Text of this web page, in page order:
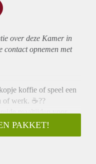
over deze Kamer in
contact opnemen met
koffie of speel een
of werk. ☕??
maaltijden voor
het in onze eetzaal
ons weten ? En
PAKKET!